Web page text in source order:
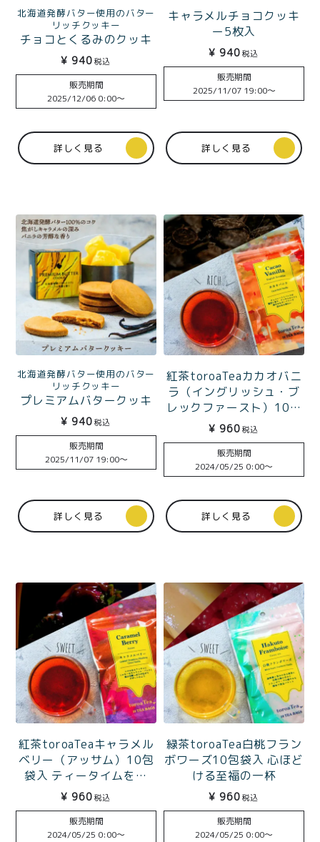
北海道発酵バター使用のバター
リッチクッキー
チョコとくるみのクッキ
ー5枚入
¥ 940税込
販売期間
2025/12/06 0:00〜
詳しく見る
キャラメルチョコクッキ
ー5枚入
¥ 940税込
販売期間
2025/11/07 19:00〜
詳しく見る
北海道発酵バター使用のバター
リッチクッキー
プレミアムバタークッキ
ー5枚入
¥ 940税込
販売期間
2025/11/07 19:00〜
詳しく見る
紅茶toroaTeaカカオバニ
ラ（イングリッシュ・ブ
レックファースト）10包
袋入 ミルクティーのため
の至高のブレンド
¥ 960税込
販売期間
2024/05/25 0:00〜
詳しく見る
紅茶toroaTeaキャラメル
ベリー（アッサム）10包
袋入 ティータイムを彩
る、飲む苺パルフェ
¥ 960税込
販売期間
2024/05/25 0:00〜
緑茶toroaTea白桃フラン
ボワーズ10包袋入 心ほど
ける至福の一杯
¥ 960税込
販売期間
2024/05/25 0:00〜